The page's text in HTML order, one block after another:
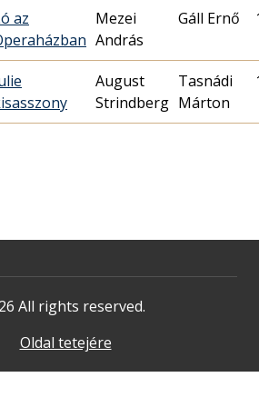
az
Mezei
András
Gáll Ernő
August
Strindberg
Tasnádi
Márton
All rights reserved.
Oldal tetejére